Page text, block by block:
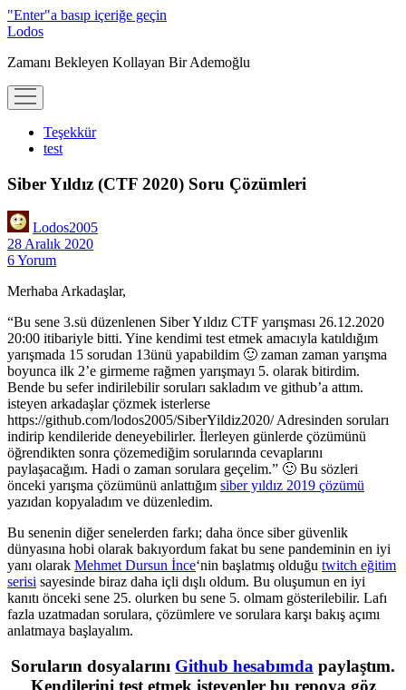
"Enter"a basıp içeriğe geçin
Lodos
Zamanı Bekleyen Kollayan Bir Ademoğlu
menüyü
aç
Teşekkür
test
Siber Yıldız (CTF 2020) Soru Çözümleri
Lodos2005
28 Aralık 2020
6 Yorum
Merhaba Arkadaşlar,
“Bu sene 3.sü düzenlenen Siber Yıldız CTF yarışması 26.12.2020
20:00 itibariyle bitti. Yine kendimi test etmek amacıyla katıldığım
yarışmada 15 sorudan 13ünü yapabildim 🙂 zaman zaman yarışma
boyunca ilk 2’e girmeme rağmen yarışmayı 5. olarak bitirdim.
Bende bu sefer indirilebilir soruları sakladım ve github’a attım.
isteyen arkadaşlar çözmek isterlerse
https://github.com/lodos2005/SiberYildiz2020/ Adresinden soruları
indirip kendileride deneyebilirler. İlerleyen günlerde çözümünü
öğrendikten sonra çözemediğim sorularında cevaplarını
paylaşacağım. Hadi o zaman sorulara geçelim.” 🙂 Bu sözleri
önceki yarışma çözümünü anlattığım siber yıldız 2019 çözümü
yazıdan kopyaladım ve düzenledim.
Bu senenin diğer senelerden farkı; daha önce siber güvenlik
dünyasına hobi olarak bakıyordum fakat bu sene pandeminin en iyi
yanı olarak Mehmet Dursun İnce‘nin başlatmış olduğu twitch eğitim
serisi sayesinde biraz daha içli dışlı oldum. Bu oluşumun en iyi
kanıtı önceki sene 25. olurken bu sene 5. olmam gösterilebilir. Lafı
fazla uzatmadan sorulara, çözümlere ve sorulara karşı bakış açımı
anlatmaya başlayalım.
Soruların dosyalarını Github hesabımda paylaştım.
Kendilerini test etmek isteyenler bu repoya göz